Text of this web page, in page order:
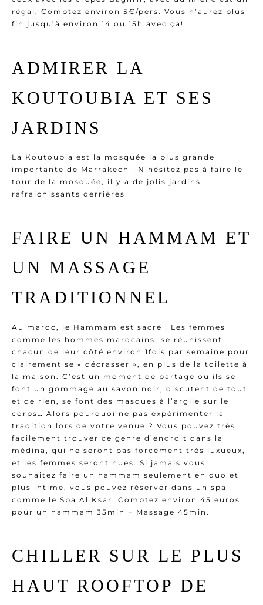
régal. Comptez environ 5€/pers. Vous n’aurez plus
fin jusqu’à environ 14 ou 15h avec ça!
ADMIRER LA
KOUTOUBIA ET SES
JARDINS
La Koutoubia est la mosquée la plus grande
importante de Marrakech ! N’hésitez pas à faire le
tour de la mosquée, il y a de jolis jardins
rafraichissants derrières
FAIRE UN HAMMAM ET
UN MASSAGE
TRADITIONNEL
Au maroc, le Hammam est sacré ! Les femmes
comme les hommes marocains, se réunissent
chacun de leur côté environ 1fois par semaine pour
clairement se « décrasser », en plus de la toilette à
la maison. C’est un moment de partage ou ils se
font un gommage au savon noir, discutent de tout
et de rien, se font des masques à l’argile sur le
corps… Alors pourquoi ne pas expérimenter la
tradition lors de votre venue ? Vous pouvez très
facilement trouver ce genre d’endroit dans la
médina, qui ne seront pas forcément très luxueux,
et les femmes seront nues. Si jamais vous
souhaitez faire un hammam seulement en duo et
plus intime, vous pouvez réserver dans un spa
comme le Spa Al Ksar. Comptez environ 45 euros
pour un hammam 35min + Massage 45min.
CHILLER SUR LE PLUS
HAUT ROOFTOP DE